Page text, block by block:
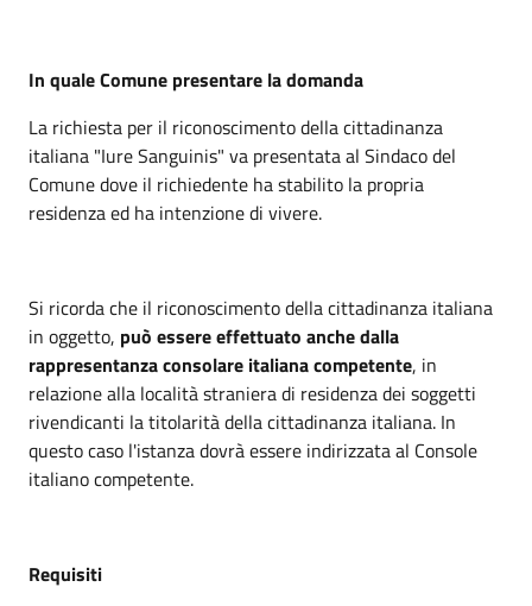
In quale Comune presentare la domanda
La richiesta per il riconoscimento della cittadinanza
italiana "Iure Sanguinis" va presentata al Sindaco del
Comune dove il richiedente ha stabilito la propria
residenza ed ha intenzione di vivere.
Si ricorda che il riconoscimento della cittadinanza italiana
in oggetto, può essere effettuato anche dalla
rappresentanza consolare italiana competente, in
relazione alla località straniera di residenza dei soggetti
rivendicanti la titolarità della cittadinanza italiana. In
questo caso l'istanza dovrà essere indirizzata al Console
italiano competente.
Requisiti